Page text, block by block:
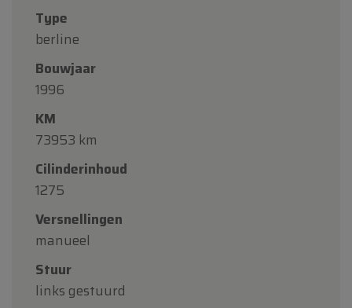
Type
berline
Bouwjaar
1996
KM
73953 km
Cilinderinhoud
1275
Versnellingen
manueel
Stuur
links gestuurd